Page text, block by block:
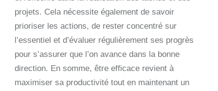
projets. Cela nécessite également de savoir
prioriser les actions, de rester concentré sur
l’essentiel et d’évaluer régulièrement ses progrès
pour s’assurer que l’on avance dans la bonne
direction. En somme, être efficace revient à
maximiser sa productivité tout en maintenant un